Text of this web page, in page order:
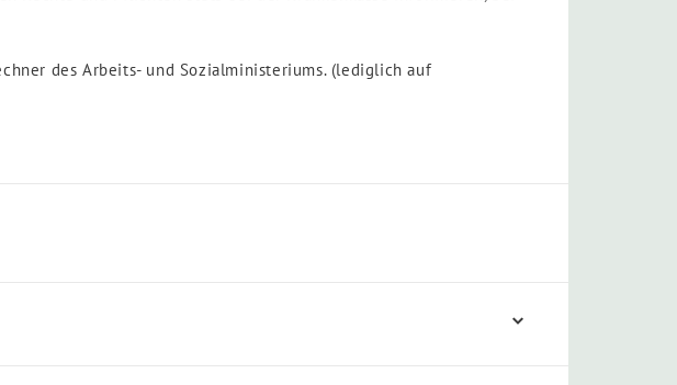
des Arbeits- und Sozialministeriums. (lediglich auf